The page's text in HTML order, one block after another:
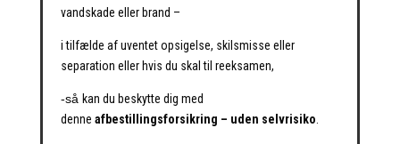
vandskade eller brand –
i tilfælde af uventet opsigelse, skilsmisse eller
separation eller hvis du skal til reeksamen,
-så kan du beskytte dig med
denne afbestillingsforsikring – uden selvrisiko